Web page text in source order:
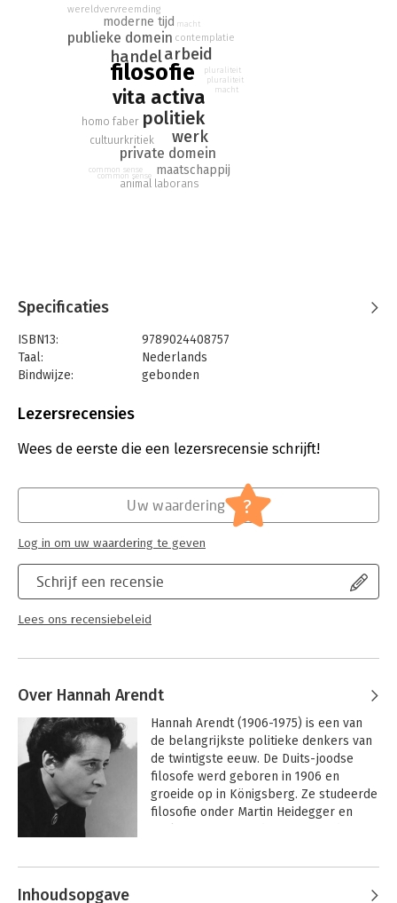
Het zijn activiteiten die elk een eigen waarde hebben voor het
mens-zijn. Met haar historische analyse van de vita activa geeft
Arendt een cultuurkritiek van de moderne tijd die nog altijd tot
nadenken stemt.filosofie
vita activa
politiek
handelarbeid
werk
private domein
publieke domein
moderne tijd
maatschappij
cultuurkritiek
homo faber
animal laborans
wereldvervreemding
contemplatie
pluraliteit
common sense
macht
pluraliteit
common sense
macht
Specificaties
ISBN13:
9789024408757
Taal:
Nederlands
Bindwijze:
gebonden
Uitgever:
Verschijningsdatum:
23-1-2019
Grote klassieken
Lezersrecensies
Wees de eerste die een lezersrecensie schrijft!
Schrijf een recensie
Lees ons recensiebeleid
Uw waardering ?
Log in om uw waardering te geven
Over Hannah Arendt
Hannah Arendt (1906-1975) is een van
de belangrijkste politieke denkers van
de twintigste eeuw. De Duits-joodse
filosofe werd geboren in 1906 en
groeide op in Königsberg. Ze studeerde
filosofie onder Martin Heidegger en
naar de Verenigde Staten, waar ze bleef
Andere boeken door Hannah
Arendt
Inhoudsopgave